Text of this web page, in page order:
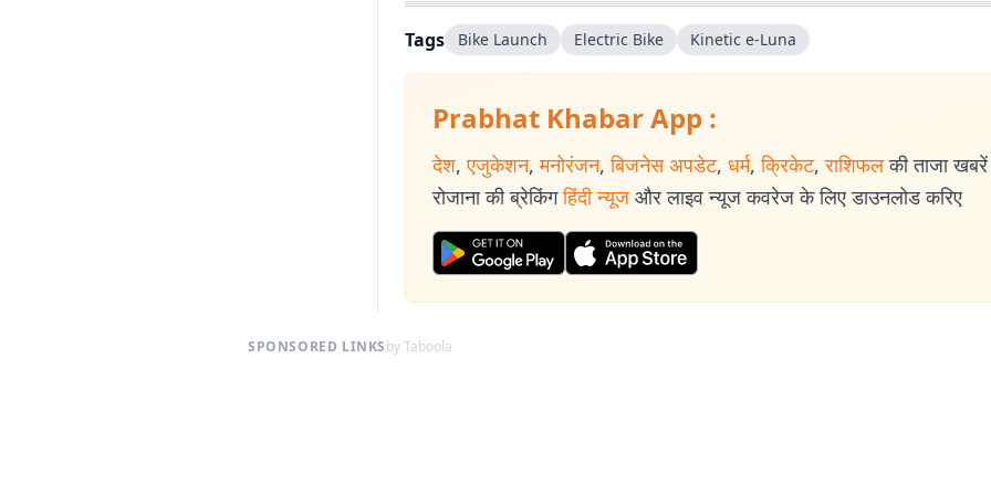
पत्रकारिता के 300 साल के इतिहास पर एक पुस्तक 'नित नए आयाम की खोज: राजस्थानी पत्रकारिता' की
कहानियां देश के विभिन्न पत्र-पत्रिकाओं में प्रकाशित हुई हैं.
Tags Bike Launch Electric Bike Kinetic e-Luna
Prabhat Khabar App :
देश, एजुकेशन, मनोरंजन, बिजनेस अपडेट, धर्म, क्रिकेट, राशिफल की ताजा
रोजाना की ब्रेकिंग हिंदी न्यूज और लाइव न्यूज कवरेज के लिए डाउनलोड करिए
SPONSORED LINKSby Taboola